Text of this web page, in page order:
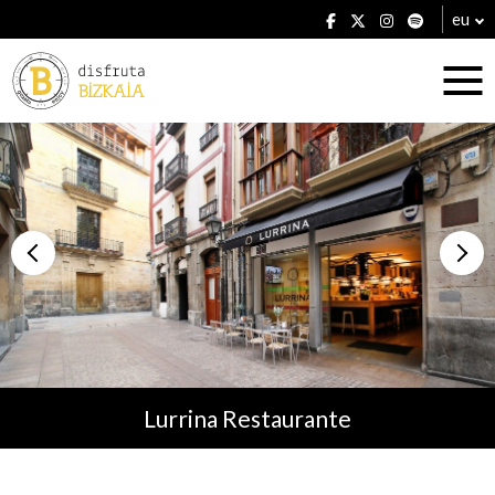
eu
Ostatuak
Jatetxeak
Planak
Lurrina Restaurante